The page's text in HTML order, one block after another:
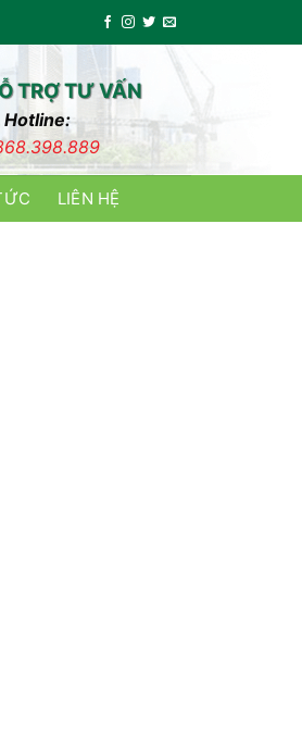
TRỢ TƯ VẤN
Hotline:
LIÊN HỆ